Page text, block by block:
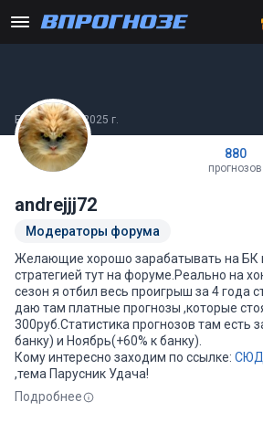
Был(а) 26.05.2025 г.
880
прогнозов
andrejjj72
Модераторы форума
Желающие хорошо зарабатывать на БК
стратегией тут на форуме.Реально на
сезон я отбил весь проигрыш за 4 года
даю там платные прогнозы ,которые
300руб.Статистика прогнозов там есть
банку) и Ноябрь(+60% к банку).
Кому интересно заходим по ссылке:
,тема Парусник Удача!
Подробнее